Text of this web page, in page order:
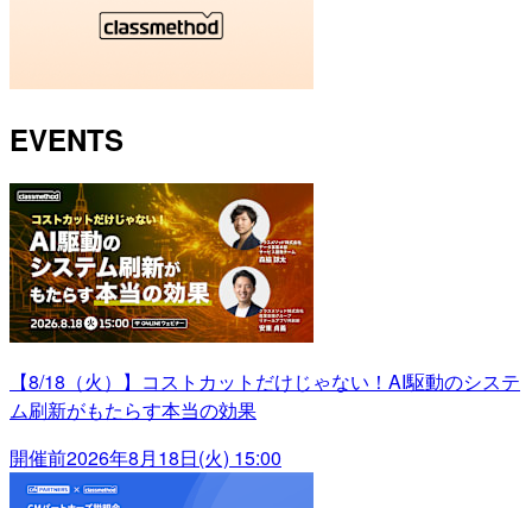
EVENTS
【8/18（火）】コストカットだけじゃない！AI駆動のシステ
ム刷新がもたらす本当の効果
開催前2026年8月18日(火) 15:00